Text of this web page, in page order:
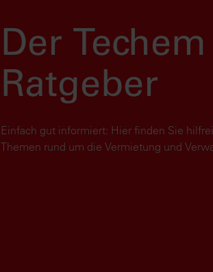
Der
Ratgeber
Einfach gut informiert: Hier finden Sie
Themen rund um die Vermietung und